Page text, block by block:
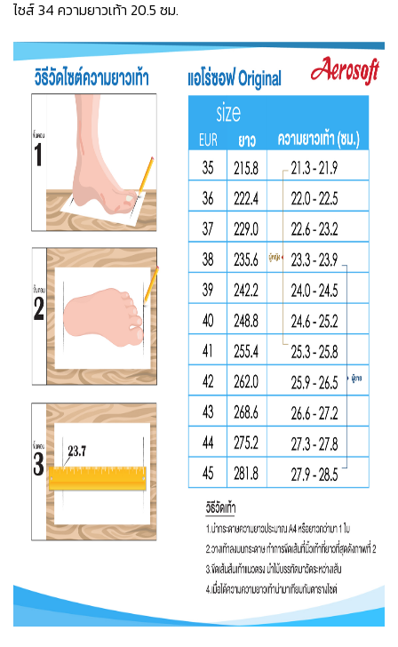
ไซส์ 34 ความยาวเท้า 20.5 ซม.